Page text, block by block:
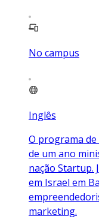
No campus
Inglês
O programa
de um ano
nação Startup.
em Israel em
marketing.